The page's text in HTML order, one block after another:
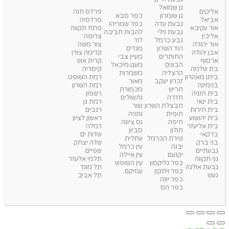
אליקים
אביאל
אור עקיבא
אליכין
אור יהודה
אבן יהודה
ארסוף
בת שלמה
ביתן מאהרון
בנימינה
בית חנניה
בית ינאי
בית חירות
בית יהושוע
בית אליעזר
ברקאי
בני ברק
גבעתיים
גני תקווה
גבעת אולגה
געש
גן שמואל
גן שומרון
גבעת עדה
גבעת נילי
גבע כרמל
הוד השרון
החותרים
הבונים
הרצליה
זכרון יעקב
חריש
חדרה
חבצלת השרון
חופית
חיפה
חולון
טירת הכרמל
יבנה
יקנעם
כפר גליקסון
כפר ויתקין
כפר יונה
כפר הס
כפר סבא
כפר שמריהו
להבות חביבה
לוד
מגדים
מעיין צבי
מעגן מיכאל
משמרות
מאור
מכמורת
נחשולים
נשר
נתניה
נס ציונה
סביון
עתלית
עין כרמל
עין איילה
עין השופש
עמיקם
פרדס חנה
פרדסיה
פתח תקווה
צרופה
צור משה
קדימה צורן
קרית אונו
קיסריה
רמת השופט
רמת השרון
רשפון
רמת גן
רגבים
ראשון לציון
רמלה
שדות ים
שדה יצחק
שפיים
תלמי אלעזר
תל מונד
תל אביב